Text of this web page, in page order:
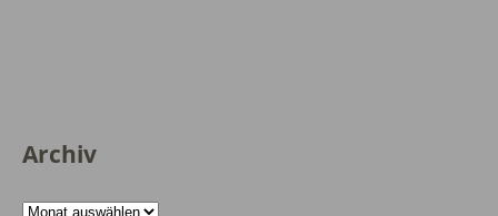
Archiv
Archiv